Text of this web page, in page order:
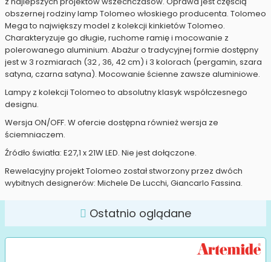
obszernej rodziny lamp Tolomeo włoskiego producenta. Tolomeo
Mega to największy model z kolekcji kinkietów Tolomeo.
Charakteryzuje go długie, ruchome ramię i mocowanie z
polerowanego aluminium. Abażur o tradycyjnej formie dostępny
jest w 3 rozmiarach (32 , 36, 42 cm) i 3 kolorach (pergamin, szara
satyna, czarna satyna). Mocowanie ścienne zawsze aluminiowe.
Lampy z kolekcji Tolomeo to absolutny klasyk współczesnego
designu.
Wersja ON/OFF. W ofercie dostępna również wersja ze
ściemniaczem.
Źródło światła: E27,1 x 21W LED. Nie jest dołączone.
Rewelacyjny projekt Tolomeo został stworzony przez dwóch
wybitnych designerów: Michele De Lucchi, Giancarlo Fassina.
Ostatnio oglądane